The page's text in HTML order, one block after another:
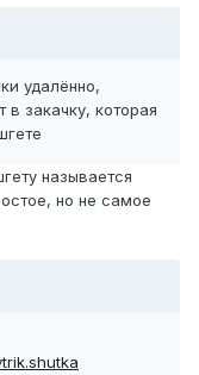
удалённо,
закачку, которая
называется
но не самое